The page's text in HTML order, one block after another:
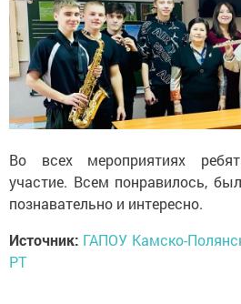
Во всех мероприятиях
участие. Всем понравилось,
познавательно и интересно.
Источник: ГАПОУ Камско-
РТ